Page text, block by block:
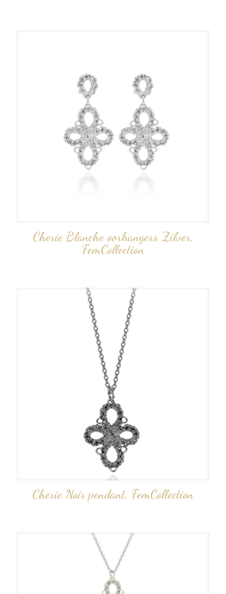
Cherie Blanche oorhangers Zilver,
FemCollection
Cherie Noir pendant, FemCollection